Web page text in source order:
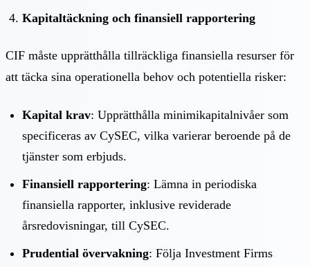
Kapitaltäckning och finansiell rapportering
CIF måste upprätthålla tillräckliga finansiella resurser för
att täcka sina operationella behov och potentiella risker:
Kapital krav: Upprätthålla minimikapitalnivåer som
specificeras av CySEC, vilka varierar beroende på de
tjänster som erbjuds.
Finansiell rapportering: Lämna in periodiska
finansiella rapporter, inklusive reviderade
årsredovisningar, till CySEC.
Prudential övervakning: Följa Investment Firms